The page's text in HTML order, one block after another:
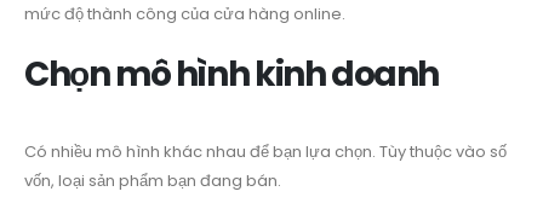
mức độ thành công của cửa hàng online.
Chọn mô hình kinh doanh
Có nhiều mô hình khác nhau để bạn lựa chọn. Tùy thuộc vào số
vốn, loại sản phẩm bạn đang bán.